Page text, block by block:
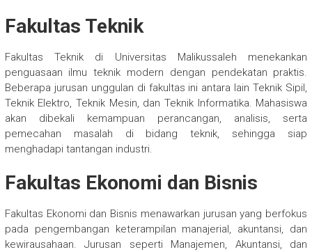
Fakultas Teknik
Fakultas Teknik di Universitas Malikussaleh menekankan
penguasaan ilmu teknik modern dengan pendekatan praktis.
Beberapa jurusan unggulan di fakultas ini antara lain Teknik Sipil,
Teknik Elektro, Teknik Mesin, dan Teknik Informatika. Mahasiswa
akan dibekali kemampuan perancangan, analisis, serta
pemecahan masalah di bidang teknik, sehingga siap
menghadapi tantangan industri.
Fakultas Ekonomi dan Bisnis
Fakultas Ekonomi dan Bisnis menawarkan jurusan yang berfokus
pada pengembangan keterampilan manajerial, akuntansi, dan
kewirausahaan. Jurusan seperti Manajemen, Akuntansi, dan